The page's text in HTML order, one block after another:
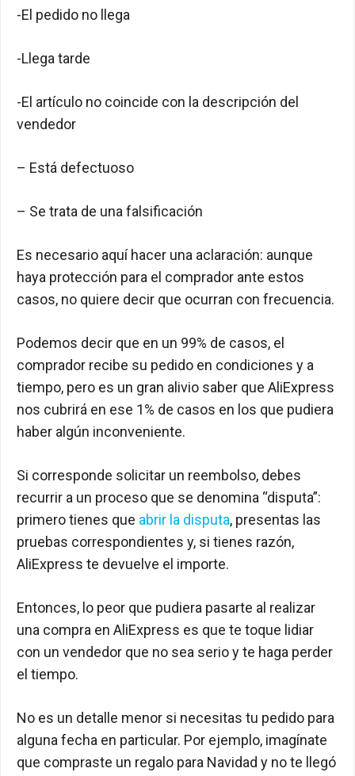
-El pedido no llega
-Llega tarde
-El artículo no coincide con la descripción del
vendedor
– Está defectuoso
– Se trata de una falsificación
Es necesario aquí hacer una aclaración: aunque
haya protección para el comprador ante estos
casos, no quiere decir que ocurran con frecuencia.
Podemos decir que en un 99% de casos, el
comprador recibe su pedido en condiciones y a
tiempo, pero es un gran alivio saber que AliExpress
nos cubrirá en ese 1% de casos en los que pudiera
haber algún inconveniente.
Si corresponde solicitar un reembolso, debes
recurrir a un proceso que se denomina “disputa”:
primero tienes que abrir la disputa, presentas las
pruebas correspondientes y, si tienes razón,
AliExpress te devuelve el importe.
Entonces, lo peor que pudiera pasarte al realizar
una compra en AliExpress es que te toque lidiar
con un vendedor que no sea serio y te haga perder
el tiempo.
No es un detalle menor si necesitas tu pedido para
alguna fecha en particular. Por ejemplo, imagínate
que compraste un regalo para Navidad y no te llegó